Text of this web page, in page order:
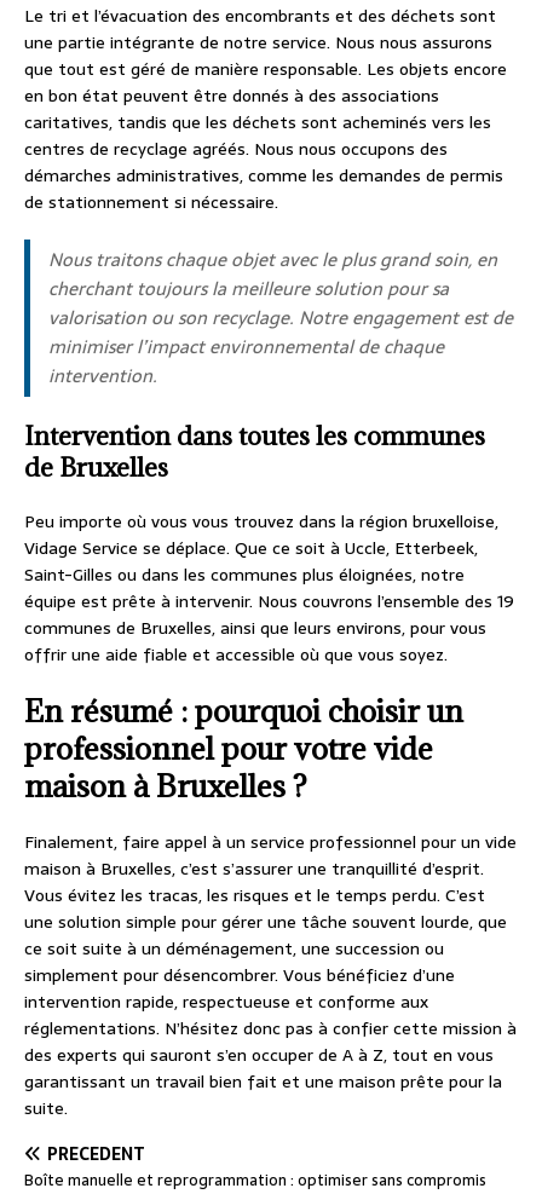
Le tri et l’évacuation des encombrants et des déchets sont
une partie intégrante de notre service. Nous nous assurons
que tout est géré de manière responsable. Les objets encore
en bon état peuvent être donnés à des associations
caritatives, tandis que les déchets sont acheminés vers les
centres de recyclage agréés. Nous nous occupons des
démarches administratives, comme les demandes de permis
de stationnement si nécessaire.
Nous traitons chaque objet avec le plus grand soin, en
cherchant toujours la meilleure solution pour sa
valorisation ou son recyclage. Notre engagement est de
minimiser l’impact environnemental de chaque
intervention.
Intervention dans toutes les communes
de Bruxelles
Peu importe où vous vous trouvez dans la région bruxelloise,
Vidage Service se déplace. Que ce soit à Uccle, Etterbeek,
Saint-Gilles ou dans les communes plus éloignées, notre
équipe est prête à intervenir. Nous couvrons l’ensemble des 19
communes de Bruxelles, ainsi que leurs environs, pour vous
offrir une aide fiable et accessible où que vous soyez.
En résumé : pourquoi choisir un
professionnel pour votre vide
maison à Bruxelles ?
Finalement, faire appel à un service professionnel pour un vide
maison à Bruxelles, c’est s’assurer une tranquillité d’esprit.
Vous évitez les tracas, les risques et le temps perdu. C’est
une solution simple pour gérer une tâche souvent lourde, que
ce soit suite à un déménagement, une succession ou
simplement pour désencombrer. Vous bénéficiez d’une
intervention rapide, respectueuse et conforme aux
réglementations. N’hésitez donc pas à confier cette mission à
des experts qui sauront s’en occuper de A à Z, tout en vous
garantissant un travail bien fait et une maison prête pour la
suite.
PRÉCÉDENT
Boîte manuelle et reprogrammation : optimiser sans compromis